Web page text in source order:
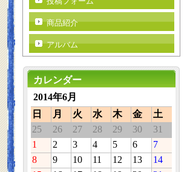
商品紹介
アルバム
カレンダー
2014年6月
日
月 火 水 木 金
土
25
26 27 28 29 30
31
1
2 3 4 5 6
7
8
9 10 11 12 13
14